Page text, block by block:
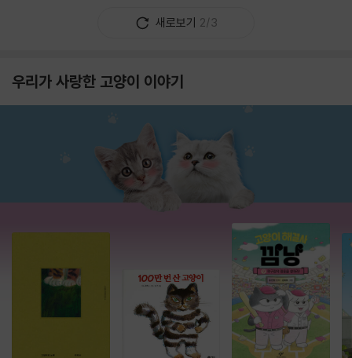
새로보기 2/3
우리가 사랑한 고양이 이야기